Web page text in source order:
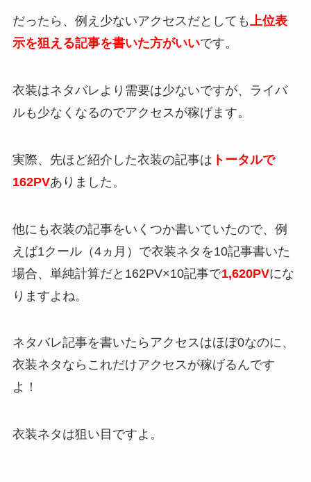
だったら、例え少ないアクセスだとしても上位表
示を狙える記事を書いた方がいいです。
衣装はネタバレより需要は少ないですが、ライバ
ルも少なくなるのでアクセスが稼げます。
実際、先ほど紹介した衣装の記事は トータルで
162PVありました。
他にも衣装の記事をいくつか書いていたので、例
えば1クール（4ヵ月）で衣装ネタを10記事書いた
場合、単純計算だと162PV×10記事で1,620PVにな
りますよね。
ネタバレ記事を書いたらアクセスはほぼ0なのに、
衣装ネタならこれだけアクセスが稼げるんです
よ！
衣装ネタは狙い目ですよ。